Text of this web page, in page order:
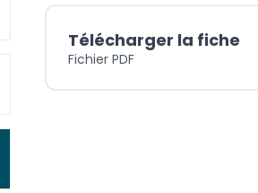
Télécharger la fiche
Fichier PDF